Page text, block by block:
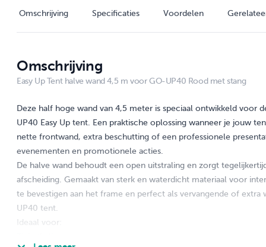
Omschrijving Specificaties Voordelen
Omschrijving
Easy Up Tent halve wand 4,5 m voor GO-UP40 Rood met stang
Deze half hoge wand van 4,5 meter is speciaal ontwikkeld voor
UP40 Easy Up tent. Een praktische oplossing wanneer je jouw
nette frontwand, extra beschutting of een professionele
evenementen en promotionele acties.
De halve wand behoudt een open uitstraling en zorgt
afscheiding. Gemaakt van sterk en waterdicht materiaal voor
te bevestigen aan het frame en perfect als vervangende of extra
UP40 tent.
Ideaal voor: